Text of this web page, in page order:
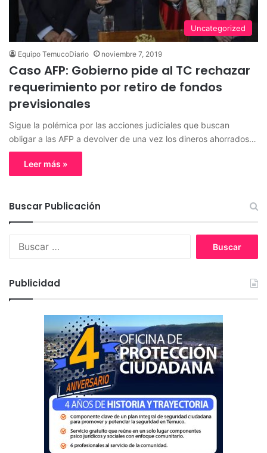
Uncategorized
Equipo TemucoDiario noviembre 7, 2019
Caso AFP: Gobierno pide al TC rechazar
requerimiento por retiro de fondos
previsionales
Sigue la polémica por las acciones judiciales que buscan
obligar a las AFP a devolver de una vez los dineros ahorrados…
Leer más »
Buscar Publicación
:
Publicidad